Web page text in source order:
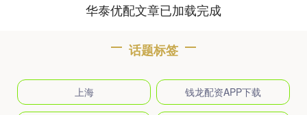
华泰优配文章已加载完成
话题标签
上海 钱龙配资APP下载